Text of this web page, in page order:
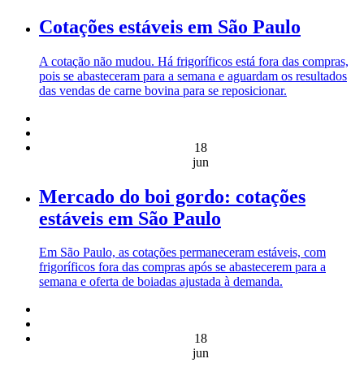
Cotações estáveis em São Paulo
A cotação não mudou. Há frigoríficos está fora das compras,
pois se abasteceram para a semana e aguardam os resultados
das vendas de carne bovina para se reposicionar.
18
jun
Mercado do boi gordo: cotações
estáveis em São Paulo
Em São Paulo, as cotações permaneceram estáveis, com
frigoríficos fora das compras após se abastecerem para a
semana e oferta de boiadas ajustada à demanda.
18
jun